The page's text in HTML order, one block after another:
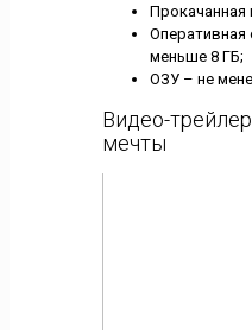
Прокачанная
Оперативная
меньше 8 ГБ;
ОЗУ – не
Видео-
мечты